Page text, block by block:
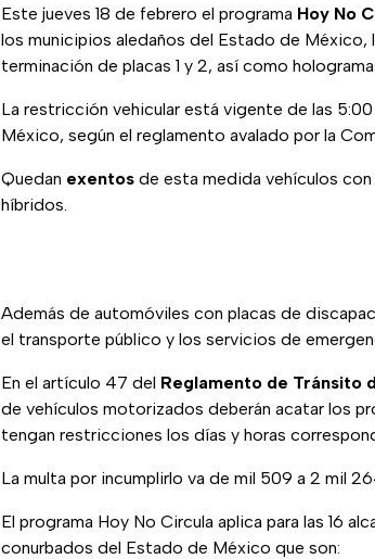
Este jueves 18 de febrero el programa Hoy No
los municipios aledaños del Estado de
terminación de placas 1 y 2, así como
La restricción vehicular está vigente de las
México, según el reglamento avalado por la
Quedan exentos de esta medida vehículos
híbridos.
Además de automóviles con placas de
el transporte público y los servicios de
En el artículo 47 del Reglamento de Tránsito
de vehículos motorizados deberán acatar los
tengan restricciones los días y horas
La multa por incumplirlo va de mil 509 a 2 mil
El programa Hoy No Circula aplica para las 16
conurbados del Estado de México que son: